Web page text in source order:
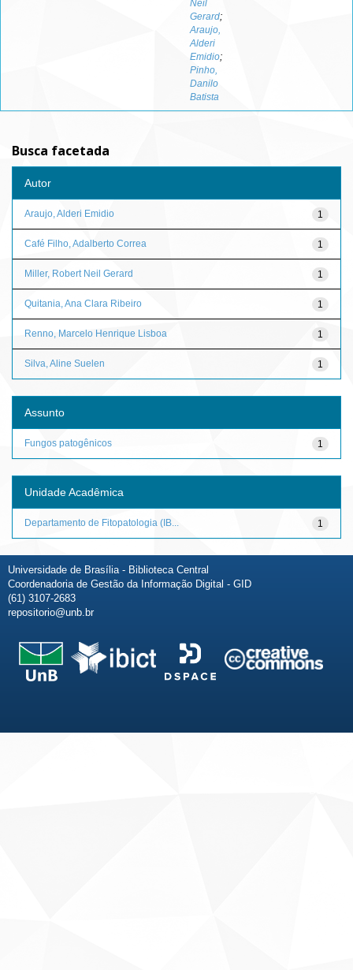
Neil
Gerard;
Araujo,
Alderi
Emidio;
Pinho,
Danilo
Batista
Busca facetada
Autor
1
Araujo, Alderi Emidio
1
Café Filho, Adalberto Correa
1
Miller, Robert Neil Gerard
1
Quitania, Ana Clara Ribeiro
1
Renno, Marcelo Henrique Lisboa
1
Silva, Aline Suelen
Assunto
1
Fungos patogênicos
Unidade Acadêmica
1
Departamento de Fitopatologia (IB...
Universidade de Brasília - Biblioteca Central
Coordenadoria de Gestão da Informação Digital - GID
(61) 3107-2683
repositorio@unb.br